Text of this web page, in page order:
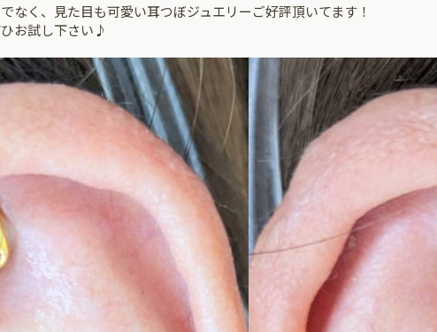
なく、見た目も可愛い耳つぼジュエリーご好評頂いてます！
お試し下さい♪